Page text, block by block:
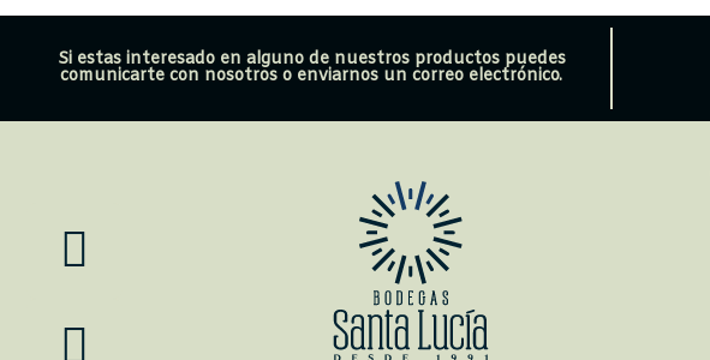
Si estas interesado en alguno de nuestros productos puedes
comunicarte con nosotros o enviarnos un correo electrónico.